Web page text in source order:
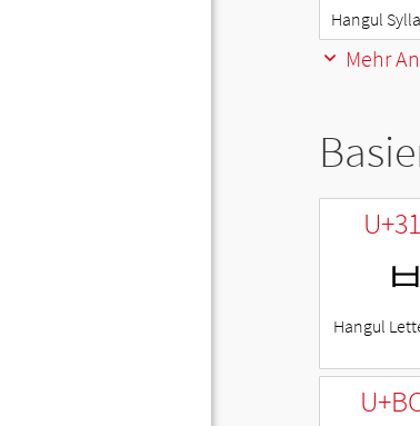
Hangul
Mehr
ㅂ
Hangul